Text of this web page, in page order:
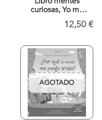
curiosas, Yo me
pregunto...12,50 €
AGOTADO